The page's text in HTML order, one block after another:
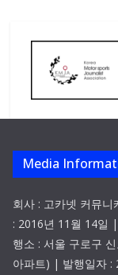
Media
회사 : 고카넷 커뮤
: 2016년 11월 14일
행소 : 서울 구로구
아파트) | 발행일자 :